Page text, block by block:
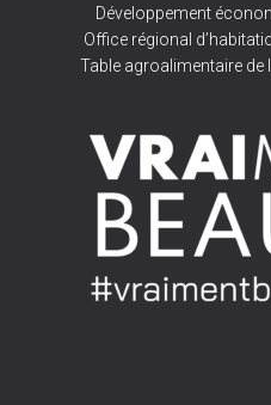
Développement
Office régional
Table agroalimentaire de